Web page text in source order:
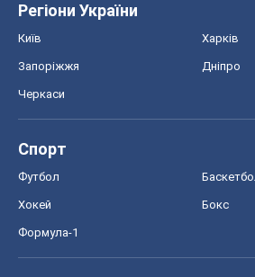
Регіони України
Київ Харків
Запоріжжя Дніпро
Черкаси
Спорт
Футбол
Хокей Бокс
Формула-1